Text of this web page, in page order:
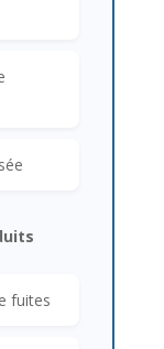
fuites